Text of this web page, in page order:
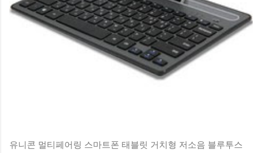
유니콘 멀티페어링 스마트폰 태블릿 거치형 저소음 블루투스